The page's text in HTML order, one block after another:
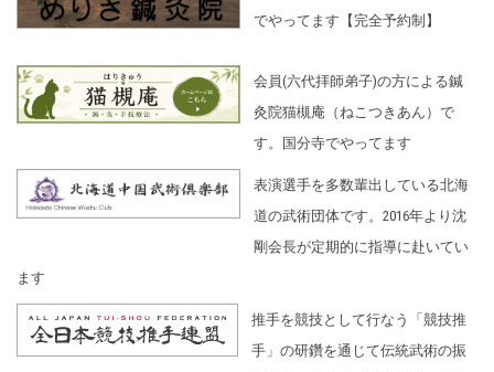
でやってます【完全予約制】
会員(六代拝師弟子)の方による鍼
灸院猫槻庵（ねこつきあん）で
す。国分寺でやってます
表演選手を多数輩出している北海
道の武術団体です。2016年より沈
剛会長が定期的に指導に赴いてい
ます
推手を競技として行なう「競技推
手」の研鑽を通じて伝統武術の振